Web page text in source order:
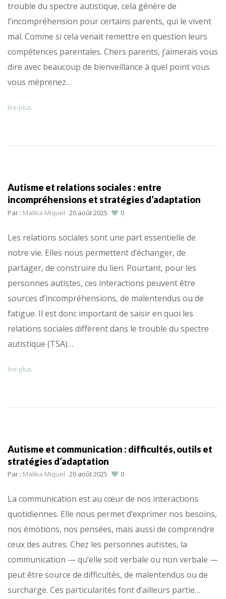
trouble du spectre autistique, cela génère de
l’incompréhension pour certains parents, qui le vivent
mal. Comme si cela venait remettre en question leurs
compétences parentales. Chers parents, j’aimerais vous
dire avec beaucoup de bienveillance à quel point vous
vous méprenez…
lire plus
Autisme et relations sociales : entre
incompréhensions et stratégies d’adaptation
Par : Malika Miquel 20 août 2025 0
Les relations sociales sont une part essentielle de
notre vie. Elles nous permettent d’échanger, de
partager, de construire du lien. Pourtant, pour les
personnes autistes, ces interactions peuvent être
sources d’incompréhensions, de malentendus ou de
fatigue. Il est donc important de saisir en quoi les
relations sociales diffèrent dans le trouble du spectre
autistique (TSA)…
lire plus
Autisme et communication : difficultés, outils et
stratégies d’adaptation
Par : Malika Miquel 20 août 2025 0
La communication est au cœur de nos interactions
quotidiennes. Elle nous permet d’exprimer nos besoins,
nos émotions, nos pensées, mais aussi de comprendre
ceux des autres. Chez les personnes autistes, la
communication — qu’elle soit verbale ou non verbale —
peut être source de difficultés, de malentendus ou de
surcharge. Ces particularités font d’ailleurs partie…